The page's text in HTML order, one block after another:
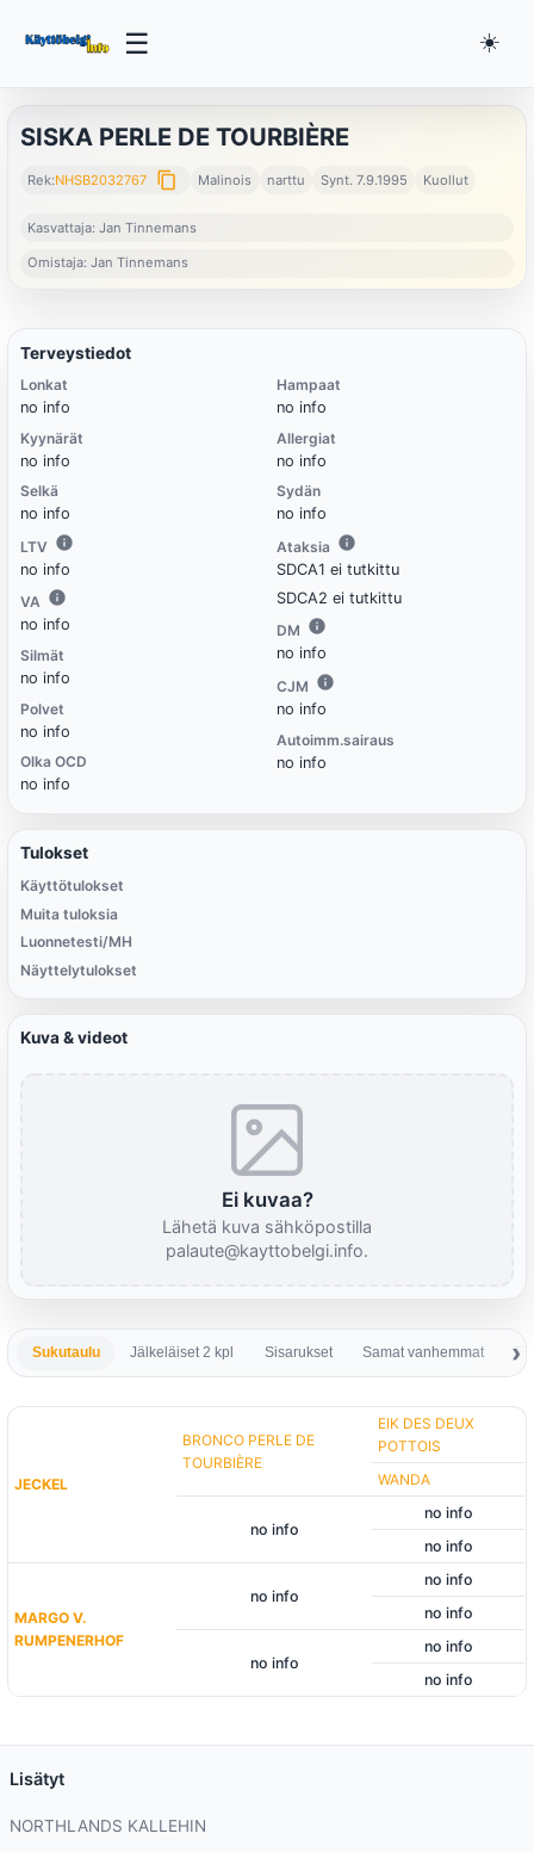
☰ ☀️
SISKA PERLE DE TOURBIÈRE
Rek:NHSB2032767 content_copy Malinois narttu Synt. 7.9.1995 Kuollut
Kasvattaja: Jan Tinnemans
Omistaja: Jan Tinnemans
Terveystiedot
Lonkat
no info
Kyynärät
no info
Selkä
no info
LTV
no info
VA
no info
Silmät
no info
Polvet
no info
Olka OCD
no info
Hampaat
no info
Allergiat
no info
Sydän
no info
Ataksia
SDCA1 ei tutkittu
SDCA2 ei tutkittu
DM
no info
CJM
no info
Autoimm.sairaus
no info
Tulokset
Käyttötulokset
Muita tuloksia
Luonnetesti/MH
Näyttelytulokset
Kuva & videot
Ei kuvaa?
Lähetä kuva sähköpostilla
palaute@kayttobelgi.info.
Sukutaulu Jälkeläiset 2 kpl Sisarukset Samat vanhemmat
JECKEL
BRONCO PERLE DE
TOURBIÈRE
EIK DES DEUX
POTTOIS
WANDA
no info
no info
no info
MARGO V.
RUMPENERHOF
no info
no info
no info
no info
no info
no info
Lisätyt
NORTHLANDS KALLEHIN